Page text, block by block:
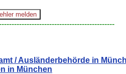
/ Ausländerbehörde in
in München